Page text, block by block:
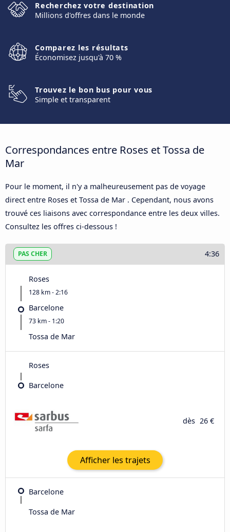
Recherchez votre destination
Millions d'offres dans le monde
Comparez les résultats
Économisez jusqu'à 70 %
Trouvez le bon bus pour vous
Simple et transparent
Correspondances entre Roses et Tossa de
Mar
Pour le moment, il n'y a malheureusement pas de voyage
direct entre Roses et Tossa de Mar . Cependant, nous avons
trouvé ces liaisons avec correspondance entre les deux villes.
Consultez les offres ci-dessous !
PAS CHER 4:36
Roses
128 km - 2:16
Barcelone
73 km - 1:20
Tossa de Mar
Roses
Barcelone
dès 26 €
Afficher les trajets
Barcelone
Tossa de Mar